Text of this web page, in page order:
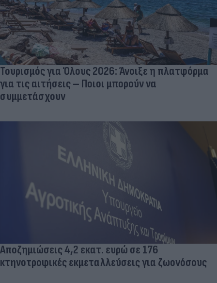
Τουρισμός για Όλους 2026: Άνοιξε η πλατφόρμα
για τις αιτήσεις – Ποιοι μπορούν να
συμμετάσχουν
Αποζημιώσεις 4,2 εκατ. ευρώ σε 176
κτηνοτροφικές εκμεταλλεύσεις για ζωονόσους